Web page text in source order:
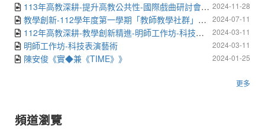
2024-11-28
113年高教深耕-提升高教公共性-國際戲曲研討會-2024年戲曲國際學術研討會暨跨文化國際交流工作坊
2024-07-11
教學創新-112學年度第一學期「教師教學社群」講座暨說明會
2024-03-11
112年高教深耕-教學創新精進-明師工作坊-科技表演藝術
2024-03-11
明師工作坊-科技表演藝術
2024-01-25
陳安俊《實◆兼《TIME》》
更多
頻道瀏覽